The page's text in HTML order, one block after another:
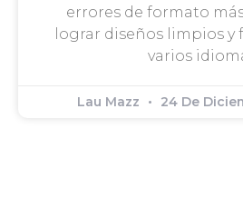
errores de formato
lograr diseños limpios y
varios
Lau Mazz 24 De